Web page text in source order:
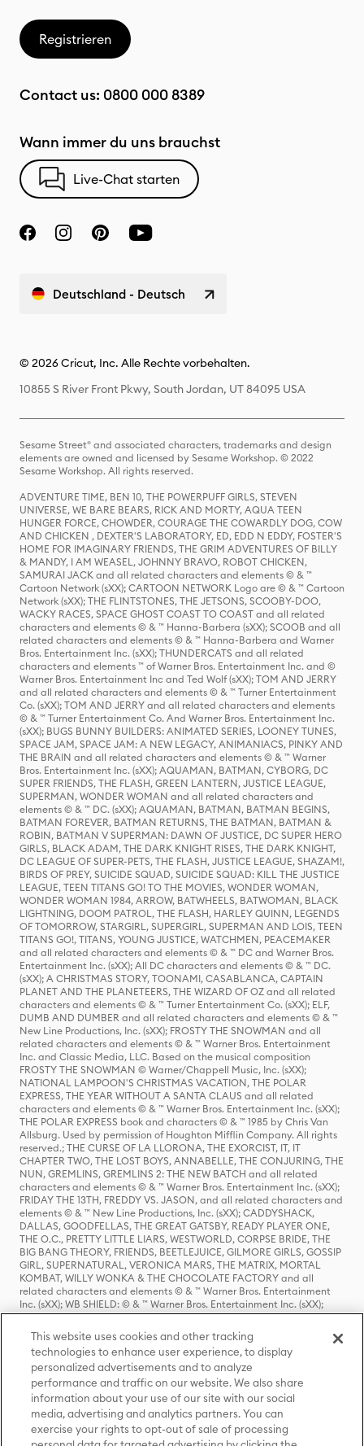
Registrieren
Contact us: 0800 000 8389
Wann immer du uns brauchst
Live-Chat starten
Deutschland - Deutsch
© 2026 Cricut, Inc. Alle Rechte vorbehalten.
10855 S River Front Pkwy, South Jordan, UT 84095 USA
Sesame Street® and associated characters, trademarks and design
elements are owned and licensed by Sesame Workshop. © 2022
Sesame Workshop. All rights reserved.
ADVENTURE TIME, BEN 10, THE POWERPUFF GIRLS, STEVEN
UNIVERSE, WE BARE BEARS, RICK AND MORTY, AQUA TEEN
HUNGER FORCE, CHOWDER, COURAGE THE COWARDLY DOG, COW
AND CHICKEN , DEXTER'S LABORATORY, ED, EDD N EDDY, FOSTER'S
HOME FOR IMAGINARY FRIENDS, THE GRIM ADVENTURES OF BILLY
& MANDY, I AM WEASEL, JOHNNY BRAVO, ROBOT CHICKEN,
SAMURAI JACK and all related characters and elements © & ™
Cartoon Network (sXX); CARTOON NETWORK Logo are © & ™ Cartoon
Network (sXX); THE FLINTSTONES, THE JETSONS, SCOOBY-DOO,
WACKY RACES, SPACE GHOST COAST TO COAST and all related
characters and elements © & ™ Hanna-Barbera (sXX); SCOOB and all
related characters and elements © & ™ Hanna-Barbera and Warner
Bros. Entertainment Inc. (sXX); THUNDERCATS and all related
characters and elements ™ of Warner Bros. Entertainment Inc. and ©
Warner Bros. Entertainment Inc and Ted Wolf (sXX); TOM AND JERRY
and all related characters and elements © & ™ Turner Entertainment
Co. (sXX); TOM AND JERRY and all related characters and elements
© & ™ Turner Entertainment Co. And Warner Bros. Entertainment Inc.
(sXX); BUGS BUNNY BUILDERS: ANIMATED SERIES, LOONEY TUNES,
SPACE JAM, SPACE JAM: A NEW LEGACY, ANIMANIACS, PINKY AND
THE BRAIN and all related characters and elements © & ™ Warner
Bros. Entertainment Inc. (sXX); AQUAMAN, BATMAN, CYBORG, DC
SUPER FRIENDS, THE FLASH, GREEN LANTERN, JUSTICE LEAGUE,
SUPERMAN, WONDER WOMAN and all related characters and
elements © & ™ DC. (sXX); AQUAMAN, BATMAN, BATMAN BEGINS,
BATMAN FOREVER, BATMAN RETURNS, THE BATMAN, BATMAN &
ROBIN, BATMAN V SUPERMAN: DAWN OF JUSTICE, DC SUPER HERO
GIRLS, BLACK ADAM, THE DARK KNIGHT RISES, THE DARK KNIGHT,
DC LEAGUE OF SUPER-PETS, THE FLASH, JUSTICE LEAGUE, SHAZAM!,
BIRDS OF PREY, SUICIDE SQUAD, SUICIDE SQUAD: KILL THE JUSTICE
LEAGUE, TEEN TITANS GO! TO THE MOVIES, WONDER WOMAN,
WONDER WOMAN 1984, ARROW, BATWHEELS, BATWOMAN, BLACK
LIGHTNING, DOOM PATROL, THE FLASH, HARLEY QUINN, LEGENDS
OF TOMORROW, STARGIRL, SUPERGIRL, SUPERMAN AND LOIS, TEEN
TITANS GO!, TITANS, YOUNG JUSTICE, WATCHMEN, PEACEMAKER
and all related characters and elements © & ™ DC and Warner Bros.
Entertainment Inc. (sXX); All DC characters and elements © & ™ DC.
(sXX); A CHRISTMAS STORY, TOONAMI, CASABLANCA, CAPTAIN
PLANET AND THE PLANETEERS, THE WIZARD OF OZ and all related
characters and elements © & ™ Turner Entertainment Co. (sXX); ELF,
DUMB AND DUMBER and all related characters and elements © & ™
New Line Productions, Inc. (sXX); FROSTY THE SNOWMAN and all
related characters and elements © & ™ Warner Bros. Entertainment
Inc. and Classic Media, LLC. Based on the musical composition
FROSTY THE SNOWMAN © Warner/Chappell Music, Inc. (sXX);
NATIONAL LAMPOON'S CHRISTMAS VACATION, THE POLAR
EXPRESS, THE YEAR WITHOUT A SANTA CLAUS and all related
characters and elements © & ™ Warner Bros. Entertainment Inc. (sXX);
THE POLAR EXPRESS book and characters © & ™ 1985 by Chris Van
Allsburg. Used by permission of Houghton Mifflin Company. All rights
reserved.; THE CURSE OF LA LLORONA, THE EXORCIST, IT, IT
CHAPTER TWO, THE LOST BOYS, ANNABELLE, THE CONJURING, THE
NUN, GREMLINS, GREMLINS 2: THE NEW BATCH and all related
characters and elements © & ™ Warner Bros. Entertainment Inc. (sXX);
FRIDAY THE 13TH, FREDDY VS. JASON, and all related characters and
elements © & ™ New Line Productions, Inc. (sXX); CADDYSHACK,
DALLAS, GOODFELLAS, THE GREAT GATSBY, READY PLAYER ONE,
THE O.C., PRETTY LITTLE LIARS, WESTWORLD, CORPSE BRIDE, THE
BIG BANG THEORY, FRIENDS, BEETLEJUICE, GILMORE GIRLS, GOSSIP
GIRL, SUPERNATURAL, VERONICA MARS, THE MATRIX, MORTAL
KOMBAT, WILLY WONKA & THE CHOCOLATE FACTORY and all
related characters and elements © & ™ Warner Bros. Entertainment
Inc. (sXX); WB SHIELD: © & ™ Warner Bros. Entertainment Inc. (sXX);
HOUSE OF THE DRAGON, GAME OF THRONES, and all related
characters and elements © & ™ Home Box Office, Inc. (sXX); CHILLING
ADVENTURES OF SABRINA, RIVERDALE © & ™ Warner Bros.
Entertainment Inc. Archie Comics and all related characters and
elements © & ™ Archie Comic Publications, Inc. Used with permission.
(sXX); SEINFELD and all related characters and elements © & ™ Castle
Rock Entertainment. (sXX); TED LASSO © & ™ Warner Bros.
Entertainment Inc. & Universal Television LLC (sXX); THE HOBBIT: AN
UNEXPECTED JOURNEY, THE HOBBIT: THE DESOLATION OF SMAUG,
THE HOBBIT: THE BATTLE OF THE FIVE ARMIES, THE LORD OF THE
This website uses cookies and other tracking
technologies to enhance user experience, to display
personalized advertisements and to analyze
performance and traffic on our website. We also share
information about your use of our site with our social
media, advertising and analytics partners. You can
exercise your rights to opt-out of sale of processing